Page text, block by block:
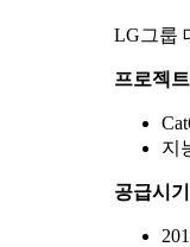
LG그룹
프로젝
지
공급시기